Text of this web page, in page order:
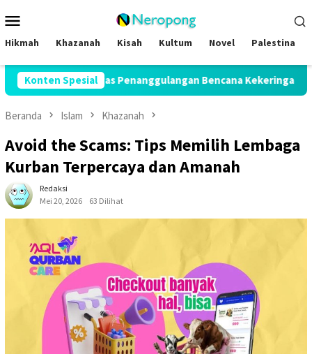
ke
kontenMobile
Hikmah Khazanah Kisah Kultum Novel Palestina
Konten Spesial
Penanggulangan Bencana Kekeringan di Seluruh
Beranda Islam Khazanah
Avoid the Scams: Tips Memilih Lembaga
Kurban Terpercaya dan Amanah
Redaksi
Mei 20, 2026
63 Dilihat